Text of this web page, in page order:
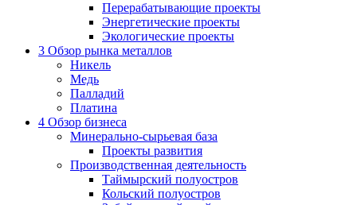
Перерабатывающие проекты
Энергетические проекты
Экологические проекты
3 Обзор рынка металлов
Никель
Медь
Палладий
Платина
4 Обзор бизнеса
Минерально-сырьевая база
Проекты развития
Производственная деятельность
Таймырский полуостров
Кольский полуостров